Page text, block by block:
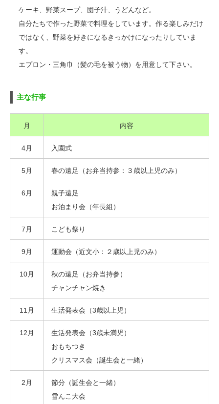
ケーキ、野菜スープ、団子汁、うどんなど。
自分たちで作った野菜で料理をしています。作る楽しみだけ
ではなく、野菜を好きになるきっかけになったりしていま
す。
エプロン・三角巾（髪の毛を被う物）を用意して下さい。
主な行事
月 内容
4月 入園式
5月 春の遠足（お弁当持参：３歳以上児のみ）
6月
親子遠足
お泊まり会（年長組）
7月 こども祭り
9月 運動会（近文小：２歳以上児のみ）
10月
秋の遠足（お弁当持参）
チャンチャン焼き
11月 生活発表会（3歳以上児）
12月
生活発表会（3歳未満児）
おもちつき
クリスマス会（誕生会と一緒）
2月
節分（誕生会と一緒）
雪んこ大会